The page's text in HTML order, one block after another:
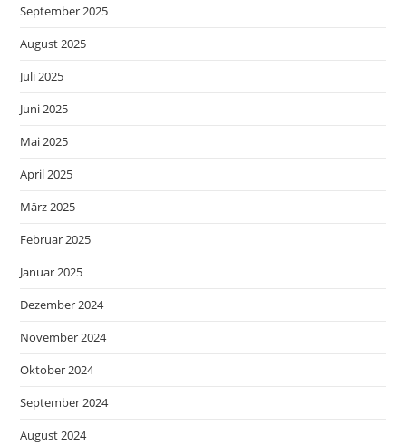
September 2025
August 2025
Juli 2025
Juni 2025
Mai 2025
April 2025
März 2025
Februar 2025
Januar 2025
Dezember 2024
November 2024
Oktober 2024
September 2024
August 2024